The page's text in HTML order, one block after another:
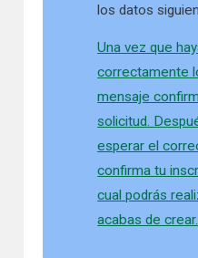
los datos
Una vez que
correctamente
mensaje
solicitud.
esperar el
confirma tu
cual podrás
acabas de crear.